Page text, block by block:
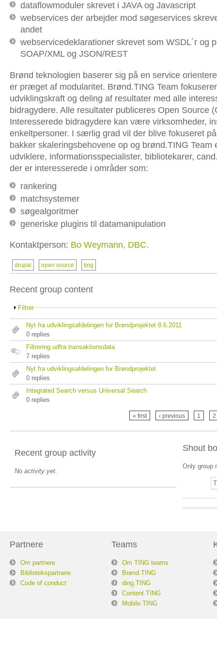
dataflowmoduler skrevet i JAVA og Javascript
webservices der arbejder mod søgeservices
andet
webservicedeklarationer skrevet som WSDL´r og
SOAP/XML og JSON/REST
Brønd teknologien baserer sig på en service
er præget af modularitet. Brønd.TING Team
udviklingskraft og deling af resultater med alle
bidragydere. Alle resultater publiceres Open Source
Interesserede bidragydere kan være virksomheder,
enkeltpersoner. I særlig grad vil der blive fokuseret
bakker skaleringsbehovene op og brønd.TING Team
udviklere, informationsspecialister, bibliotekarer,
der er interesserede i områder som:
rankering
matchsystemer
søgealgoritmer
generiske plugins til datamanipulation
Kontaktperson: Bo Weymann, DBC.
drupal open source ting
Recent group content
Filtrer
Nyt fra udviklingsafdelingen for Brøndprojektet 8.6.2011
0 replies
Filtrering udfra transaktionsdata
7 replies
Nyt fra udviklingsafdelingen for Brøndprojektet
0 replies
Integrated Search versus Universal Search
0 replies
« first ‹ previous 1 2
Recent group activity
No activity yet.
Shout
Only group
Partnere
Om partnere
Bibliotekspartnere
Code of conduct
Teams
Om TING teams
Brønd.TING
ding.TING
Content.TING
Mobile.TING